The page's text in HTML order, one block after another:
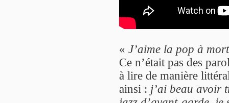
« J’aime la pop à mort
Ce n’était pas des
à lire de manière
ainsi : j’ai beau avoir